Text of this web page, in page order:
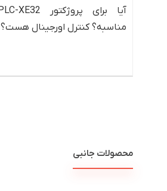
مناسبه؟ کنترل اورجینال هست؟
محصولات جانبی